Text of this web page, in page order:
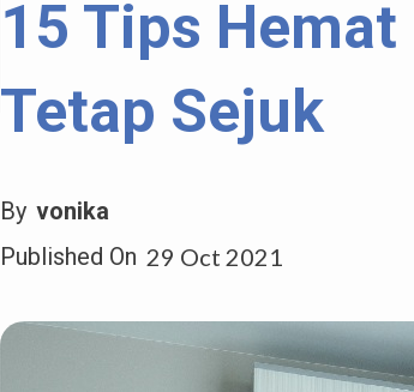
15 Tips
Tetap Sejuk
By vonika
Published On 29 Oct 2021